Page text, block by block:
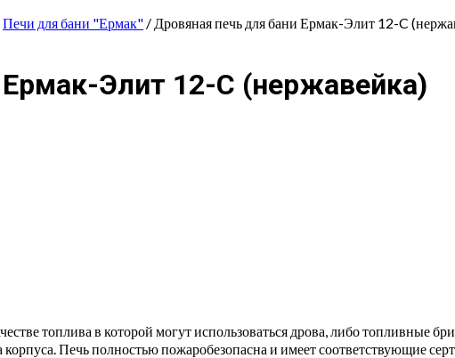
Печи для бани "Ермак" / Дровяная печь для бани Ермак-Элит 12-C
Элит 12-C (нержавейка)
топлива в которой могут использоваться дрова, либо топливные
Печь полностью пожаробезопасна и имеет соответствующие